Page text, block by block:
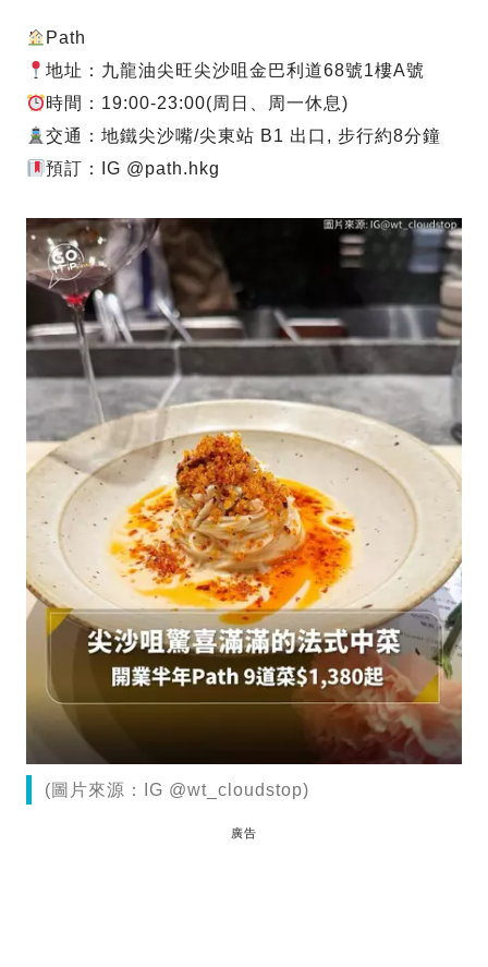
Path
地址：九龍油尖旺尖沙咀金巴利道68號1樓A號
時間：19:00-23:00(周日、周一休息)
交通：地鐵尖沙嘴/尖東站 B1 出口, 步行約8分鐘
預訂：IG @path.hkg
(圖片來源：IG @wt_cloudstop)
廣告